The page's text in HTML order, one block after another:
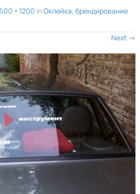
× 1200 inОклейка, брендирование
Next →